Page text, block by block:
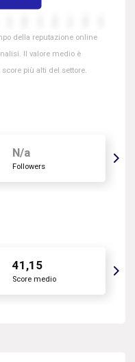
della reputazione online
Il valore medio è
più alti del settore.
N/a
Followers
41,15
Score medio